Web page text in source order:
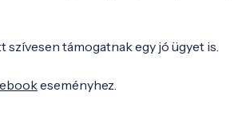
támogatnak egy jó ügyet is.
eseményhez.